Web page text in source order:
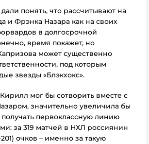
понять, что рассчитывают на
и Фрэнка Назара как на своих
в долгосрочной
время покажет, но
может существенно
под которым
звезды «Блэкхокс».
мог бы сотворить вместе с
значительно увеличила бы
первоклассную линию
за 319 матчей в НХЛ россиянин
очков – именно за такую